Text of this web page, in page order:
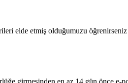
elde etmiş olduğumuzu
girmesinden en az 14 gün önce e-